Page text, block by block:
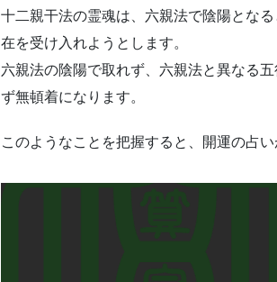
十二親干法の霊魂は、六親法で陰陽とな
在を受け入れようとします。
六親法の陰陽で取れず、六親法と異なる
ず無頓着になります。
このようなことを把握すると、開運の占い